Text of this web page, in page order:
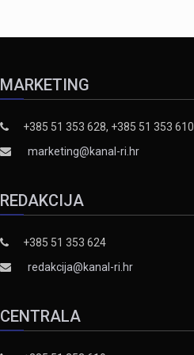
MARKETING
+385 51 353 628, +385 51 353 610
marketing@kanal-ri.hr
REDAKCIJA
+385 51 353 624
redakcija@kanal-ri.hr
CENTRALA